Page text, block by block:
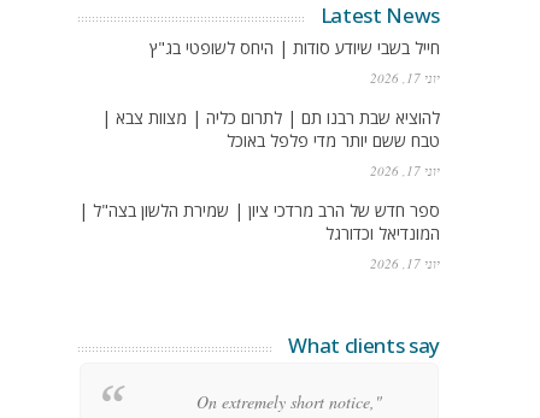
Latest News
חייל בשבי שיודע סודות | היחס לשופטי בג"ץ
יוני 17, 2026
להוציא שבת רבנו תם | לתרום כליה | מצוות צבא |
טבח ששם יותר מדי פלפל באוכל
יוני 17, 2026
ספר חדש של הרב מרדכי ציון | שמירת הלשון בצה"ל |
המונדיאל וכדורגל
יוני 17, 2026
What clients say
"On extremely short notice,